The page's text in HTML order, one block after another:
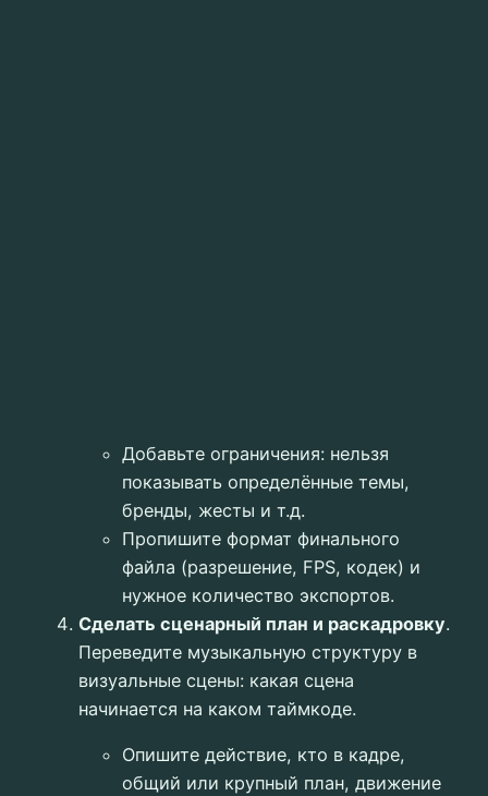
Добавьте ограничения: нельзя
показывать определённые темы,
бренды, жесты и т.д.
Пропишите формат финального
файла (разрешение, FPS, кодек) и
нужное количество экспортов.
Сделать сценарный план и раскадровку.
Переведите музыкальную структуру в
визуальные сцены: какая сцена
начинается на каком таймкоде.
Опишите действие, кто в кадре,
общий или крупный план, движение